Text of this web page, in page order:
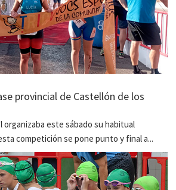
provincial de Castellón de los
organizaba este sábado su habitual
competición se pone punto y final a...